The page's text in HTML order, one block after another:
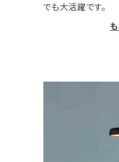
でも大活躍です。